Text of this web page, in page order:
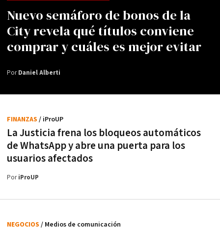
Nuevo semáforo de bonos de la
City revela qué títulos conviene
comprar y cuáles es mejor evitar
PorDaniel Alberti
La Justicia frena los bloqueos automáticos
de WhatsApp y abre una puerta para los
usuarios afectados
FINANZAS / iProUP
PoriProUP
NEGOCIOS / Medios de comunicación